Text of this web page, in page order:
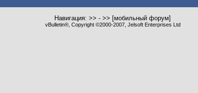
Навигация: >> - >> [мобильный форум]
vBulletin®, Copyright ©2000-2007, Jelsoft Enterprises Ltd